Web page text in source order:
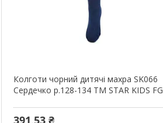
Колготи чорний дитячі махра SK066
Сердечко р.128-134 ТМ STAR KIDS FG
391,53 ₴